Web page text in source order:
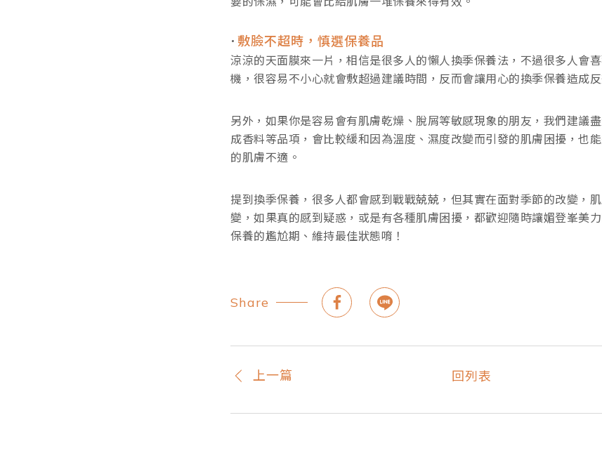
敷臉不超時，慎選保養品
涼涼的天面膜來一片，相信是很多人的懶人換季保養法，不過很多人會
機，很容易不小心就會敷超過建議時間，反而會讓用心的換季保養造成反
另外，如果你是容易會有肌膚乾燥、脫屑等敏感現象的朋友，我們建議
成香料等品項，會比較緩和因為溫度、濕度改變而引發的肌膚困擾，也
的肌膚不適。
提到換季保養，很多人都會感到戰戰兢兢，但其實在面對季節的改變，
變，如果真的感到疑惑，或是有各種肌膚困擾，都歡迎隨時讓媚登峯美
保養的尷尬期、維持最佳狀態唷！
Share
上一篇 回列表